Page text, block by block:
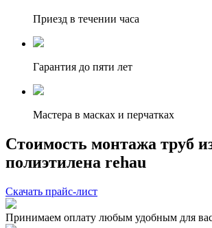
Приезд в течении часа
Гарантия до пяти лет
Мастера в масках и перчатках
Стоимость монтажа труб
полиэтилена rehau
Скачать прайс-лист
Принимаем оплату любым удобным для